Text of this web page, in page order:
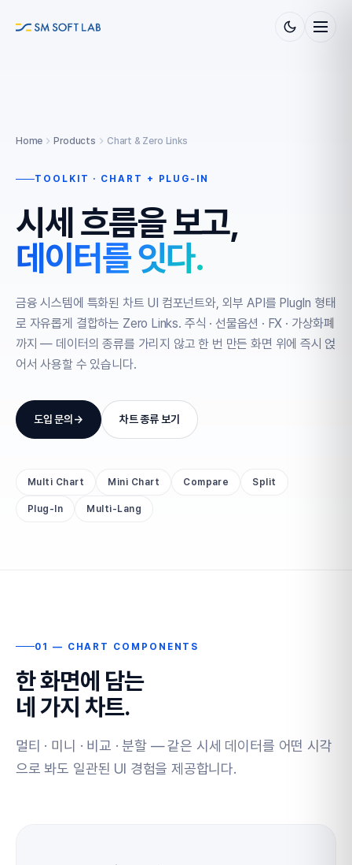
Home Products Chart & Zero Links
TOOLKIT · CHART + PLUG-IN
시세 흐름을 보고,
데이터를 잇다.
금융 시스템에 특화된 차트 UI 컴포넌트와, 외부 API를 PlugIn 형태
로 자유롭게 결합하는 Zero Links. 주식 · 선물옵션 · FX · 가상화폐
까지 — 데이터의 종류를 가리지 않고 한 번 만든 화면 위에 즉시 얹
어서 사용할 수 있습니다.
도입 문의 → 차트 종류 보기
Multi Chart Mini Chart Compare Split
Plug-In Multi-Lang
01 — CHART COMPONENTS
한 화면에 담는
네 가지 차트.
멀티 · 미니 · 비교 · 분할 — 같은 시세 데이터를 어떤 시각
으로 봐도 일관된 UI 경험을 제공합니다.